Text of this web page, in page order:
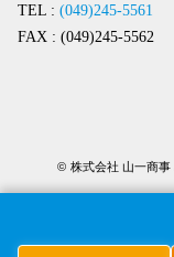
TEL : (049)245-5561
FAX : (049)245-5562
© 株式会社 山一商事